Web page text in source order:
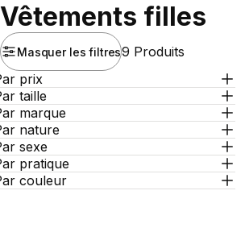
Vêtements filles
Masquer les filtres9 Produits
prix
taille
marque
nature
sexe
pratique
couleur